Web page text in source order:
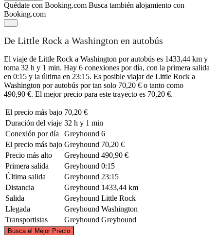
Quédate con Booking.com Busca también alojamiento con
Booking.com
De Little Rock a Washington en autobús
El viaje de Little Rock a Washington por autobús es 1433,44 km y
toma 32 h y 1 min. Hay 6 conexiones por día, con la primera salida
en 0:15 y la última en 23:15. Es posible viajar de Little Rock a
Washington por autobús por tan solo 70,20 € o tanto como
490,90 €. El mejor precio para este trayecto es 70,20 €.
El precio más bajo 70,20 €
Duración del viaje 32 h y 1 min
Conexión por día
Greyhound 6
El precio más bajo Greyhound 70,20 €
Precio más alto
Greyhound 490,90 €
Primera salida
Greyhound 0:15
Última salida
Greyhound 23:15
Distancia
Greyhound 1433,44 km
Salida
Greyhound Little Rock
Llegada
Greyhound Washington
Transportistas
Greyhound Greyhound
Busca el Mejor Precio
©CARTO, ©